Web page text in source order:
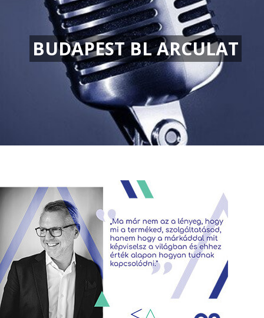
BUDAPEST BL ARCULAT